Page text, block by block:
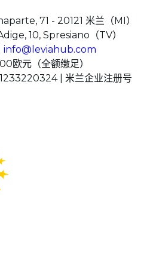
71 - 20121 米兰（MI）
10, Spresiano（TV）
info@leviahub.com
欧元（全额缴足）
| 米兰企业注册号